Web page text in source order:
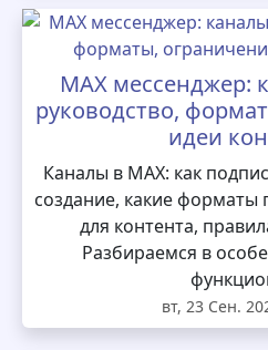
MAX мессенджер:
руководство,
идеи
Каналы в MAX: как
создание, какие форматы
для контента,
Разбираемся в
вт, 23 Сен.